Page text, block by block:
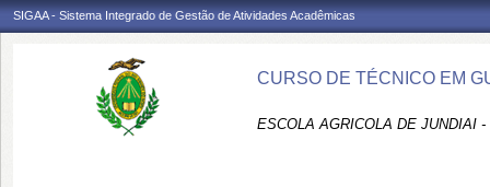
SIGAA - Sistema Integrado de Gestão de Atividades Acadêmicas
CURSO DE TÉCNICO EM
ESCOLA AGRICOLA DE JUNDIAI